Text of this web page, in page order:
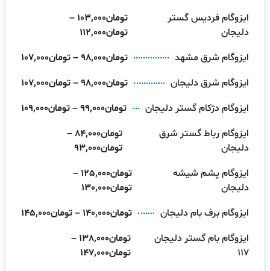
ایزوگام فردیس گستر
دلیجان
تومان103,000
–
تومان112,000
ایزوگام شرق مشهد
تومان98,000
–تومان107,000
ایزوگام شرق دلیجان
تومان98,000
–تومان107,000
ایزوگام دژکام گستر دلیجان
تومان99,000
–تومان109,000
ایزوگام رباط گستر شرق
دلیجان
تومان84,000
–
تومان93,000
ایزوگام پشم شیشه
دلیجان
تومان125,000
–
تومان130,000
ایزوگام برف بام دلیجان
تومان140,000
–تومان145,000
ایزوگام بام گستر دلیجان
117
تومان138,000
–
تومان147,000